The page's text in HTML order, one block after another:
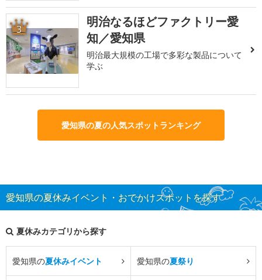
3
明治なるほどファクトリー愛
知／愛知県
明治最大規模の工場で多彩な製品について
学ぶ
愛知県の夏の人気スポットランキング
愛知県の夏休みイベント・おでかけスポットを探す
夏休みカテゴリから探す
愛知県の夏休みイベント 愛知県の夏祭り